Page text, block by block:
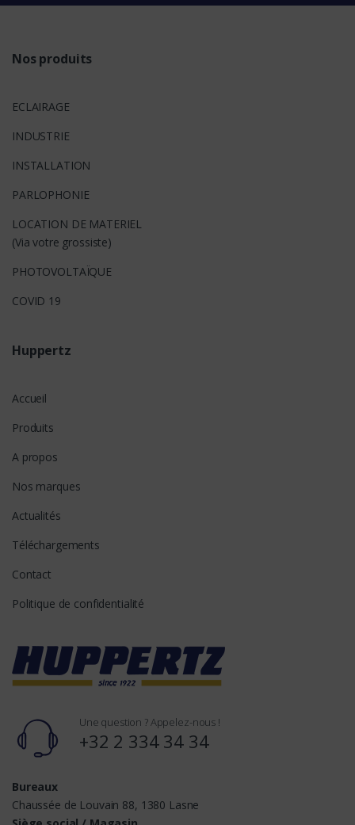
Nos produits
ECLAIRAGE
INDUSTRIE
INSTALLATION
PARLOPHONIE
LOCATION DE MATERIEL
(Via votre grossiste)
PHOTOVOLTAÏQUE
COVID 19
Huppertz
Accueil
Produits
A propos
Nos marques
Actualités
Téléchargements
Contact
Politique de confidentialité
Une question ? Appelez-nous !
+32 2 334 34 34
Bureaux
Chaussée de Louvain 88, 1380 Lasne